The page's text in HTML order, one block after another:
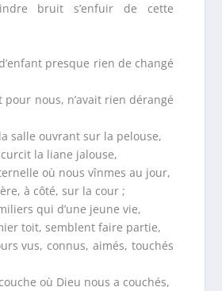
bruit s’enfuir de cette
presque rien de changé
pour nous, n’avait rien dérangé
salle ouvrant sur la pelouse,
la liane jalouse,
où nous vînmes au jour,
à côté, sur la cour ;
qui d’une jeune vie,
toit, semblent faire partie,
vus, connus, aimés, touchés
où Dieu nous a couchés,